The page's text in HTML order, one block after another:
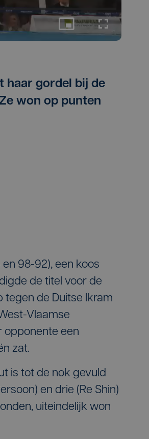
haar gordel bij de
won op punten
98-92), een koos
de titel voor de
tegen de Duitse Ikram
Vlaamse
opponente een
zat.
is tot de nok gevuld
en drie (Re Shin)
uiteindelijk won